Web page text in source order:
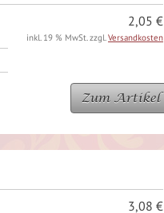
2,05 €
inkl. 19 % MwSt. zzgl.Versandkosten
Zum Artikel
3,08 €